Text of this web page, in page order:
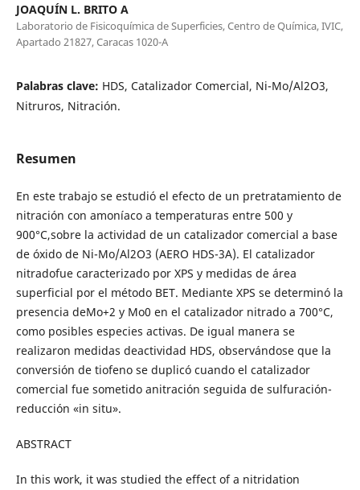
JOAQUÍN L. BRITO A
Laboratorio de Fisicoquímica de Superficies, Centro de Química, IVIC,
Apartado 21827, Caracas 1020-A
Palabras clave: HDS, Catalizador Comercial, Ni-Mo/Al2O3,
Nitruros, Nitración.
Resumen
En este trabajo se estudió el efecto de un pretratamiento de
nitración con amoníaco a temperaturas entre 500 y
900°C,sobre la actividad de un catalizador comercial a base
de óxido de Ni-Mo/Al2O3 (AERO HDS-3A). El catalizador
nitradofue caracterizado por XPS y medidas de área
superficial por el método BET. Mediante XPS se determinó la
presencia deMo+2 y Mo0 en el catalizador nitrado a 700°C,
como posibles especies activas. De igual manera se
realizaron medidas deactividad HDS, observándose que la
conversión de tiofeno se duplicó cuando el catalizador
comercial fue sometido anitración seguida de sulfuración-
reducción «in situ».
ABSTRACT
In this work, it was studied the effect of a nitridation